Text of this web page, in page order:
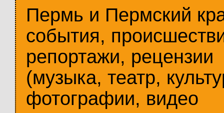
Пермь и Пермский
события,
репортажи, рецензии
(музыка, театр,
фотографии, видео